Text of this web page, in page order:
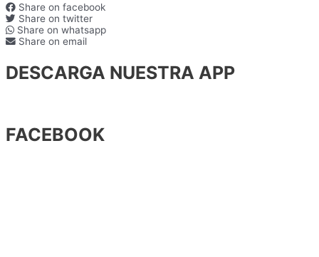
Share on facebook
Share on twitter
Share on whatsapp
Share on email
DESCARGA NUESTRA APP
FACEBOOK